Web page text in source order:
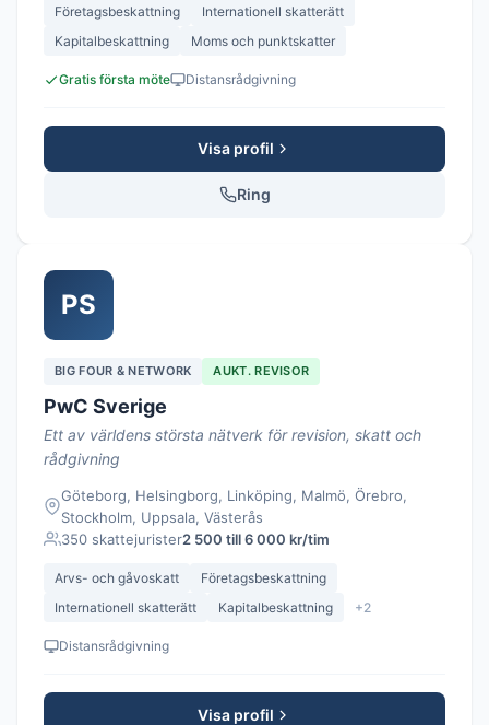
Företagsbeskattning
Internationell skatterätt
Kapitalbeskattning
Moms och punktskatter
Gratis första möte Distansrådgivning
Visa profil
Ring
PS
BIG FOUR & NETWORK AUKT. REVISOR
PwC Sverige
Ett av världens största nätverk för revision, skatt och
rådgivning
Göteborg, Helsingborg, Linköping, Malmö, Örebro,
Stockholm, Uppsala, Västerås
350 skattejurister2 500 till 6 000 kr/tim
Arvs- och gåvoskatt
Företagsbeskattning
Internationell skatterätt
Kapitalbeskattning +2
Distansrådgivning
Visa profil